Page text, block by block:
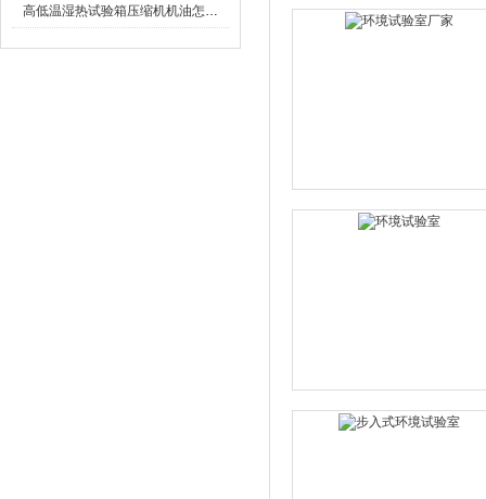
高低温湿热试验箱压缩机机油怎么换